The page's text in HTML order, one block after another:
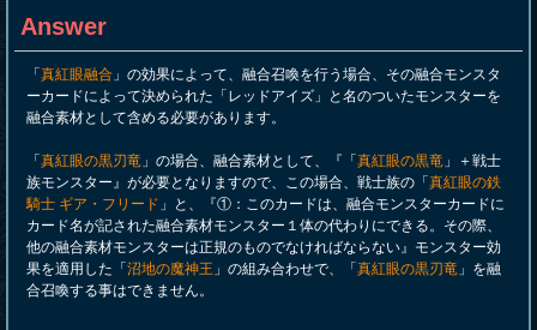
Answer
「 真紅眼融合 」の効果によって、融合召喚を行う場合、その融合モンスタ
ーカードによって決められた「レッドアイズ」と名のついたモンスターを
融合素材として含める必要があります。
「 真紅眼の黒刃竜 」の場合、融合素材として、『「 真紅眼の黒竜 」＋戦士
族モンスター』が必要となりますので、この場合、戦士族の「 真紅眼の鉄
騎士 ギア・フリード 」と、『①：このカードは、融合モンスターカードに
カード名が記された融合素材モンスター１体の代わりにできる。その際、
他の融合素材モンスターは正規のものでなければならない』モンスター効
果を適用した「 沼地の魔神王 」の組み合わせで、「 真紅眼の黒刃竜 」を融
合召喚する事はできません。